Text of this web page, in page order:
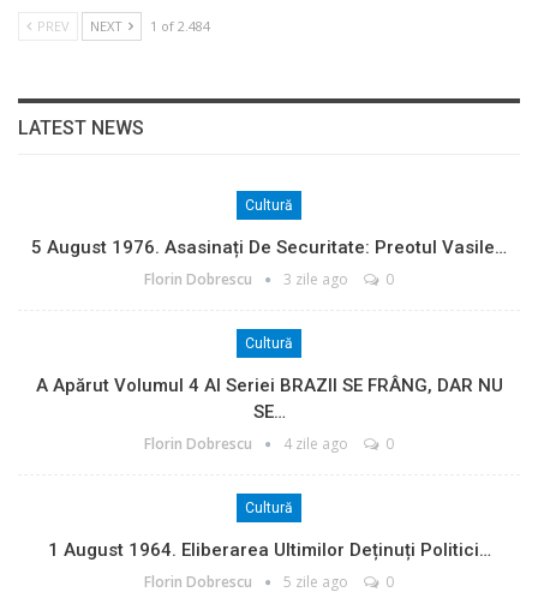
PREV NEXT 1 of 2.484
LATEST NEWS
Cultură
5 August 1976. Asasinați De Securitate: Preotul Vasile…
Florin Dobrescu 3 zile ago 0
Cultură
A Apărut Volumul 4 Al Seriei BRAZII SE FRÂNG, DAR NU
SE…
Florin Dobrescu 4 zile ago 0
Cultură
1 August 1964. Eliberarea Ultimilor Deținuți Politici…
Florin Dobrescu 5 zile ago 0